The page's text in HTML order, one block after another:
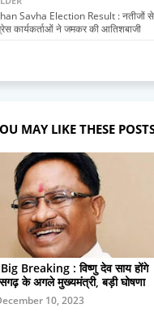
Savha Election Result : नतीजों
कार्यकर्ताओं ने जमकर की आतिशबाजी
MAY LIKE THESE
Breaking : विष्णु देव साय होंगे
के अगले मुख्यमंत्री, बड़ी घोषणा
10, 2023